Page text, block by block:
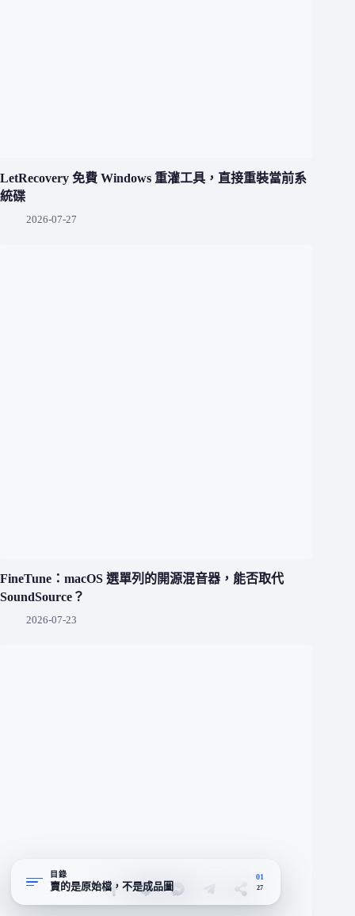
LetRecovery 免費 Windows 重灌工具，直接重裝當前系
統碟
2026-07-27
FineTune：macOS 選單列的開源混音器，能否取代
SoundSource？
2026-07-23
目錄
賣的是原始檔，不是成品圖
01
27